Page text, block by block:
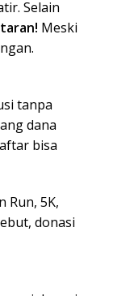
Selain
Meski
tanpa
dana
bisa
Run, 5K,
donasi